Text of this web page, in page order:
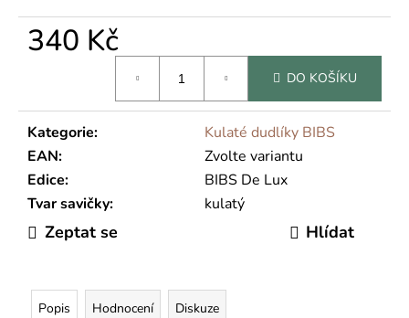
340 Kč
DO KOŠÍKU
Kategorie:
Kulaté dudlíky BIBS
EAN:
Zvolte variantu
Edice:
BIBS De Lux
Tvar savičky: kulatý
Zeptat se Hlídat
Popis Hodnocení Diskuze